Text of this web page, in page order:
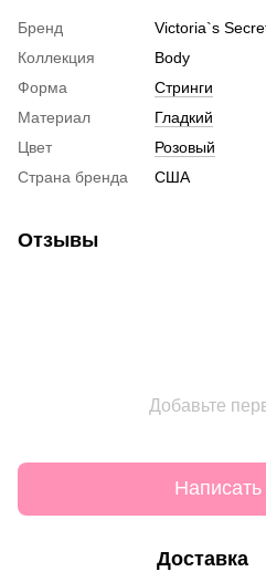
Бренд
Victoria`s
Коллекция
Body
Форма
Стринги
Материал
Гладкий
Цвет
Розовый
Страна бренда
США
Отзывы
Добавьте
Написать
Доставка